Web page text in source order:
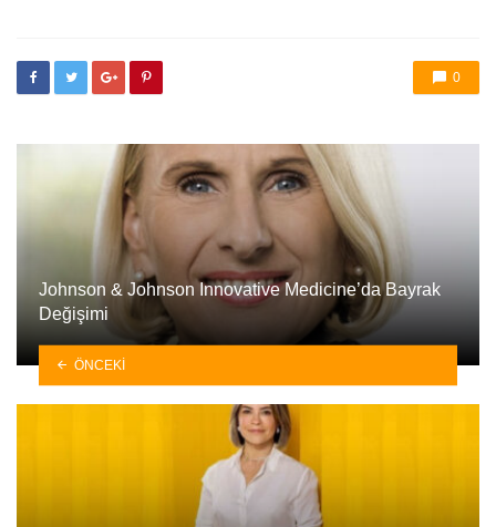
0
Johnson & Johnson Innovative Medicine’da Bayrak
Değişimi
ÖNCEKI